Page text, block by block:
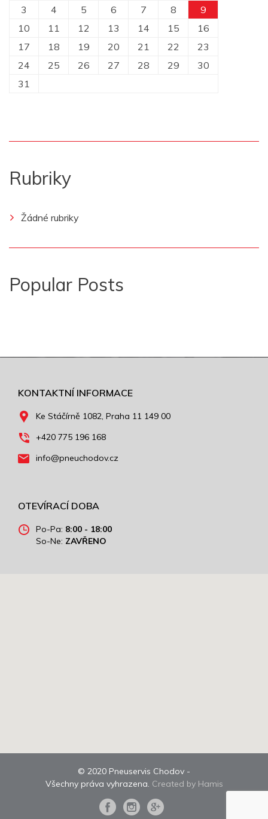
3
4 5 6 7 8
9
10
11 12 13 14 15
16
17
18 19 20 21 22
23
24
25 26 27 28 29
30
31
Rubriky
Žádné rubriky
Popular Posts
KONTAKTNÍ INFORMACE
Ke Stáčírně 1082, Praha 11 149 00
+420 775 196 168
info@pneuchodov.cz
OTEVÍRACÍ DOBA
Po-Pa: 8:00 - 18:00
So-Ne: ZAVŘENO
© 2020 Pneuservis Chodov -
Všechny práva vyhrazena. Created by Hamis